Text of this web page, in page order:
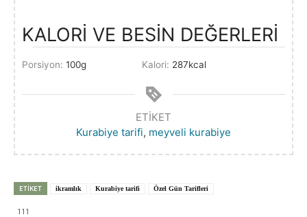
KALORİ VE BESİN DEĞERLERİ
Porsiyon: 100g Kalori: 287kcal
ETIKET
Kurabiye tarifi, meyveli kurabiye
ETIKET ikramlık Kurabiye tarifi Özel Gün Tarifleri
111